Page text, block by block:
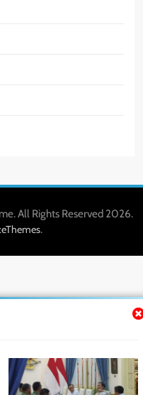
All Rights Reserved 2026.
.